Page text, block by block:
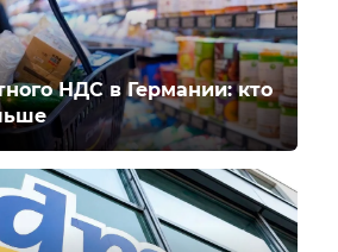
НДС в Германии: кто